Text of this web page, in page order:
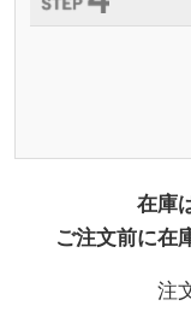
在庫
ご注文前に在
注